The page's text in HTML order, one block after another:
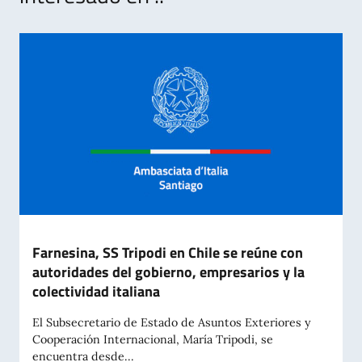
Farnesina, SS Tripodi en Chile se reúne con
autoridades del gobierno, empresarios y la
colectividad italiana
El Subsecretario de Estado de Asuntos Exteriores y
Cooperación Internacional, María Tripodi, se
encuentra desde...